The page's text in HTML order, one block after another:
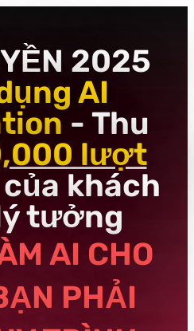
2025
AI
- Thu
lượt
của khách
tưởng
AI CHO
PHẢI